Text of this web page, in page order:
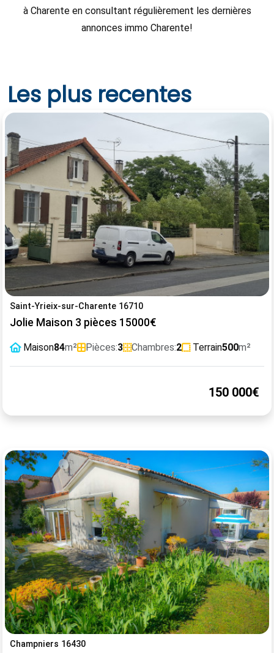
à Charente en consultant régulièrement les dernières
annonces immo Charente!
Les plus recentes
Saint-Yrieix-sur-Charente 16710
Jolie Maison 3 pièces 15000€
Maison84m² Pièces:3 Chambres:2 Terrain500m²
150 000€
Champniers 16430